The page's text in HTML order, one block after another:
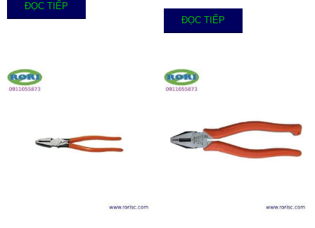
ĐỌC TIẾP
ĐỌC TIẾP